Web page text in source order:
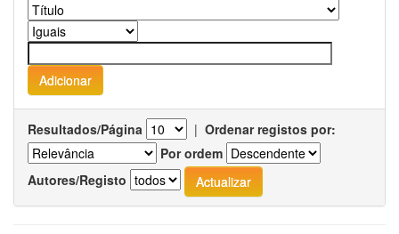
Resultados/Página | Ordenar registos por:
Por ordem
Autores/Registo